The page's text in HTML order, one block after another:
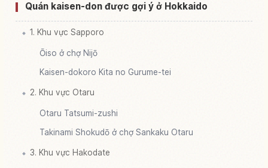
Quán kaisen-don được gợi ý ở Hokkaido
1. Khu vực Sapporo
Ōiso ở chợ Nijō
Kaisen-dokoro Kita no Gurume-tei
2. Khu vực Otaru
Otaru Tatsumi-zushi
Takinami Shokudō ở chợ Sankaku Otaru
3. Khu vực Hakodate